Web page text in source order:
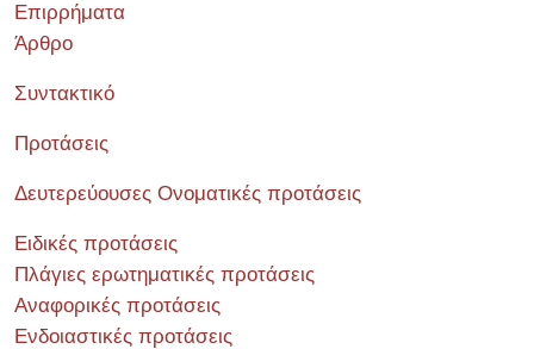
Επιρρήματα
Άρθρο
Συντακτικό
Προτάσεις
Δευτερεύουσες Ονοματικές προτάσεις
Ειδικές προτάσεις
Πλάγιες ερωτηματικές προτάσεις
Αναφορικές προτάσεις
Ενδοιαστικές προτάσεις